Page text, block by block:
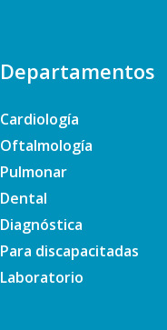
Departamentos
Cardiología
Oftalmología
Pulmonar
Dental
Diagnóstica
Para discapacitadas
Laboratorio